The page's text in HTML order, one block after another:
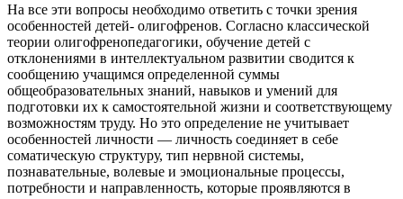
На все эти вопросы необходимо ответить с точки зрения
особенностей детей- олигофренов. Согласно классической
теории олигофренопедагогики, обучение детей с
отклонениями в интеллектуальном развитии сводится к
сообщению учащимся определенной суммы
общеобразовательных знаний, навыков и умений для
подготовки их к самостоятельной жизни и соответствующему
возможностям труду. Но это определение не учитывает
особенностей личности — личность соединяет в себе
соматическую структуру, тип нервной системы,
познавательные, волевые и эмоциональные процессы,
потребности и направленность, которые проявляются в